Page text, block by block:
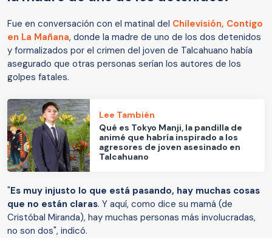
Fue en conversación con el matinal del Chilevisión, Contigo
en La Mañana, donde la madre de uno de los dos detenidos
y formalizados por el crimen del joven de Talcahuano había
asegurado que otras personas serían los autores de los
golpes fatales.
Lee También
Qué es Tokyo Manji, la pandilla de
animé que habría inspirado a los
agresores de joven asesinado en
Talcahuano
"Es muy injusto lo que está pasando, hay muchas cosas
que no están claras. Y aquí, como dice su mamá (de
Cristóbal Miranda), hay muchas personas más involucradas,
no son dos", indicó.